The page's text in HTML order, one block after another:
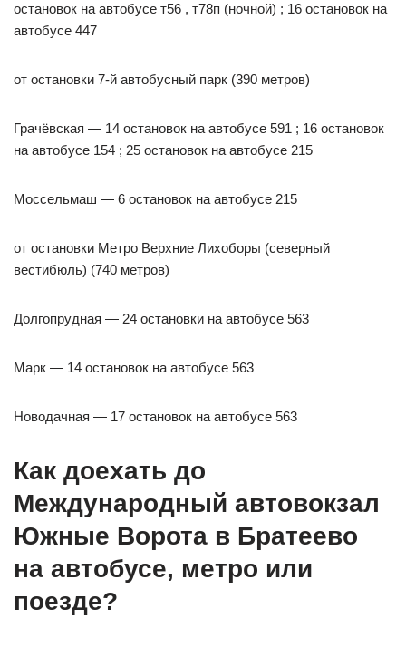
остановок на автобусе т56 , т78п (ночной) ; 16 остановок на
автобусе 447
от остановки 7-й автобусный парк (390 метров)
Грачёвская — 14 остановок на автобусе 591 ; 16 остановок
на автобусе 154 ; 25 остановок на автобусе 215
Моссельмаш — 6 остановок на автобусе 215
от остановки Метро Верхние Лихоборы (северный
вестибюль) (740 метров)
Долгопрудная — 24 остановки на автобусе 563
Марк — 14 остановок на автобусе 563
Новодачная — 17 остановок на автобусе 563
Как доехать до
Международный автовокзал
Южные Ворота в Братеево
на автобусе, метро или
поезде?